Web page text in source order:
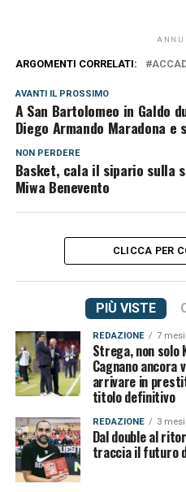
ARGOMENTI CORRELATI:
AVANTI IL ​​PROSSIMO
A San Bartolomeo in Galdo
Diego Armando Maradona
NON PERDERE
Basket, cala il sipario sulla
Miwa Benevento
CLICCA PER
PIÙ VISTE
REDAZIONE 7
Strega, non
Cagnano ancora
arrivare in
titolo definitivo
REDAZIONE 3
Dal double al
traccia il futuro